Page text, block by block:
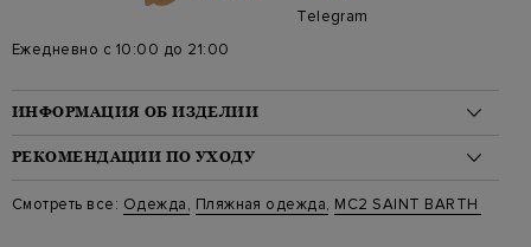
Telegram
Ежедневно с 10:00 до 21:00
ИНФОРМАЦИЯ ОБ ИЗДЕЛИИ
Материал: полиэстер 100%
Стиль: Плавательные шорты
Цвет: Синий
Артикул: LIGHTING 01886B H17
РЕКОМЕНДАЦИИ ПО УХОДУ
Стирка: Ручная стирка при температуре воды до 40 градусов
Отбеливание: Отбеливание запрещено
Смотреть все: Одежда, Пляжная одежда, MC2 SAINT BARTH